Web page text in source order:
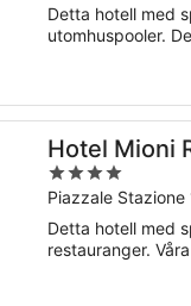
of
5
Detta hotell med
utomhuspooler.
Hotel Mioni
4
out
of
5
Piazzale
Detta hotell med
restauranger.